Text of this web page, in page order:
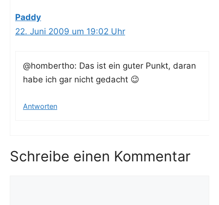
Paddy
22. Juni 2009 um 19:02 Uhr
@hombertho: Das ist ein guter Punkt, dar­an
habe ich gar nicht gedacht 😉
Antworten
Schreibe einen Kommentar